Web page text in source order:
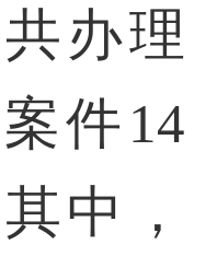
办理
件14
中，